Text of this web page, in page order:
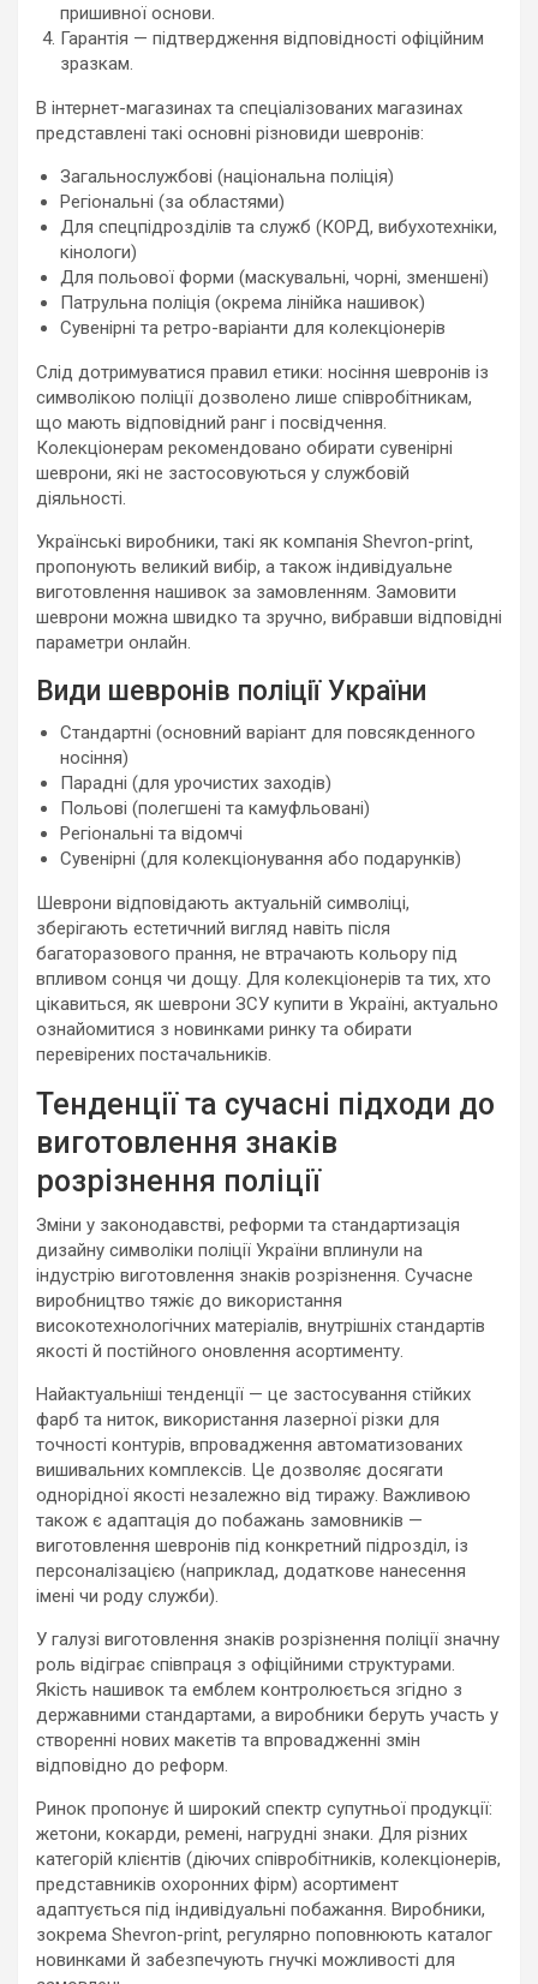
пришивної основи.
Гарантія — підтвердження відповідності офіційним
зразкам.
В інтернет-магазинах та спеціалізованих магазинах
представлені такі основні різновиди шевронів:
Загальнослужбові (національна поліція)
Регіональні (за областями)
Для спецпідрозділів та служб (КОРД, вибухотехніки,
кінологи)
Для польової форми (маскувальні, чорні, зменшені)
Патрульна поліція (окрема лінійка нашивок)
Сувенірні та ретро-варіанти для колекціонерів
Слід дотримуватися правил етики: носіння шевронів із
символікою поліції дозволено лише співробітникам,
що мають відповідний ранг і посвідчення.
Колекціонерам рекомендовано обирати сувенірні
шеврони, які не застосовуються у службовій
діяльності.
Українські виробники, такі як компанія Shevron-print,
пропонують великий вибір, а також індивідуальне
виготовлення нашивок за замовленням. Замовити
шеврони можна швидко та зручно, вибравши відповідні
параметри онлайн.
Види шевронів поліції України
Стандартні (основний варіант для повсякденного
носіння)
Парадні (для урочистих заходів)
Польові (полегшені та камуфльовані)
Регіональні та відомчі
Сувенірні (для колекціонування або подарунків)
Шеврони відповідають актуальній символіці,
зберігають естетичний вигляд навіть після
багаторазового прання, не втрачають кольору під
впливом сонця чи дощу. Для колекціонерів та тих, хто
цікавиться, як шеврони ЗСУ купити в Україні, актуально
ознайомитися з новинками ринку та обирати
перевірених постачальників.
Тенденції та сучасні підходи до
виготовлення знаків
розрізнення поліції
Зміни у законодавстві, реформи та стандартизація
дизайну символіки поліції України вплинули на
індустрію виготовлення знаків розрізнення. Сучасне
виробництво тяжіє до використання
високотехнологічних матеріалів, внутрішніх стандартів
якості й постійного оновлення асортименту.
Найактуальніші тенденції — це застосування стійких
фарб та ниток, використання лазерної різки для
точності контурів, впровадження автоматизованих
вишивальних комплексів. Це дозволяє досягати
однорідної якості незалежно від тиражу. Важливою
також є адаптація до побажань замовників —
виготовлення шевронів під конкретний підрозділ, із
персоналізацією (наприклад, додаткове нанесення
імені чи роду служби).
У галузі виготовлення знаків розрізнення поліції значну
роль відіграє співпраця з офіційними структурами.
Якість нашивок та емблем контролюється згідно з
державними стандартами, а виробники беруть участь у
створенні нових макетів та впровадженні змін
відповідно до реформ.
Ринок пропонує й широкий спектр супутньої продукції:
жетони, кокарди, ремені, нагрудні знаки. Для різних
категорій клієнтів (діючих співробітників, колекціонерів,
представників охоронних фірм) асортимент
адаптується під індивідуальні побажання. Виробники,
зокрема Shevron-print, регулярно поповнюють каталог
новинками й забезпечують гнучкі можливості для